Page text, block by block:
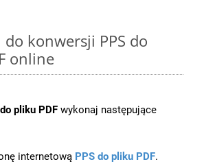
konwersji PPS do
online
pliku PDF wykonaj następujące
internetową PPS do pliku PDF.